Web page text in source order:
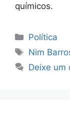
químicos.
Categorias
Política
Tags
Nim
Deixe um